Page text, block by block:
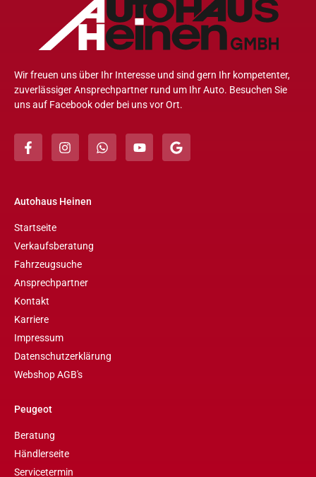
Wir freuen uns über Ihr Interesse und sind gern Ihr kompetenter,
zuverlässiger Ansprechpartner rund um Ihr Auto. Besuchen Sie
uns auf Facebook oder bei uns vor Ort.
Autohaus Heinen
Startseite
Verkaufsberatung
Fahrzeugsuche
Ansprechpartner
Kontakt
Karriere
Impressum
Datenschutzerklärung
Webshop AGB's
Peugeot
Beratung
Händlerseite
Servicetermin